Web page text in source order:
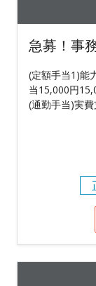
急募！事
(定額手当1)能
当15,000円
(通勤手当)実